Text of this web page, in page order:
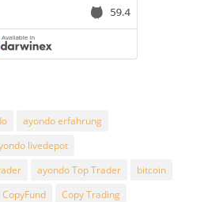
ayondo erfahrung
livedepot
ayondo Top Trader
bitcoin
CopyFund
Copy Trading